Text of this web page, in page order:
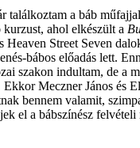
találkoztam a báb
ahol elkészült a
Heaven Street Seven
bábos előadás lett.
szakon indultam, de a
Ekkor Meczner János és
bennem valamit,
el a bábszínész